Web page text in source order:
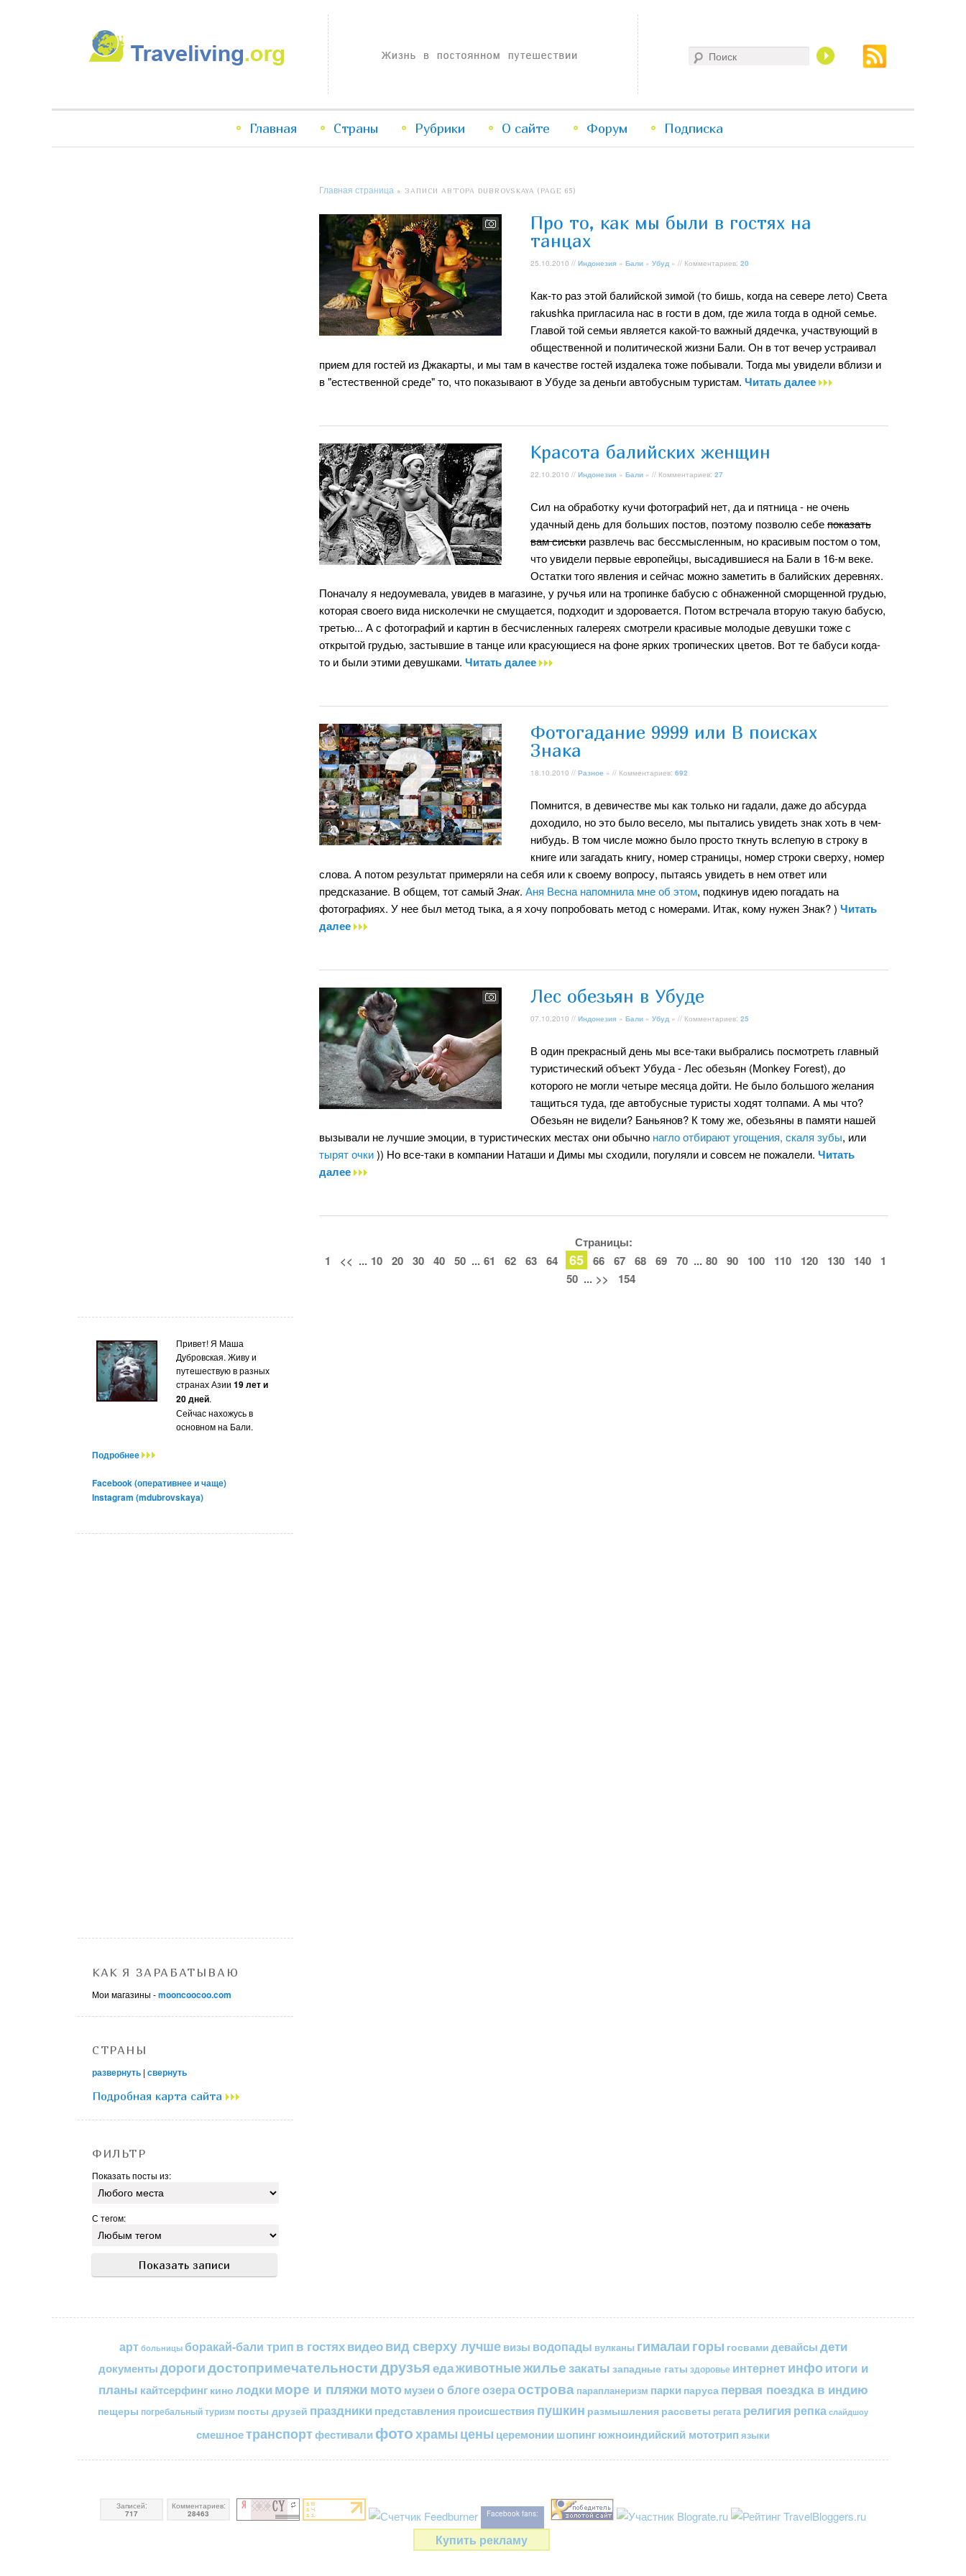
Traveliving
Жизнь в постоянном путешествии
Перейти
содержимому
Перейти
содержимому
Главная Страны Рубрики О сайте Форум Подписка
Главная страница » ЗАПИСИ АВТОРА DUBROVSKAYA (PAGE 65)
Про то, как мы были в гостях на
танцах
25.10.2010 // Индонезия » Бали » Убуд » // Комментариев: 20
Как-то раз этой балийской зимой (то бишь, когда на севере лето) Света
rakushka пригласила нас в гости в дом, где жила тогда в одной семье.
Главой той семьи является какой-то важный дядечка, участвующий в
общественной и политической жизни Бали. Он в тот вечер устраивал
прием для гостей из Джакарты, и мы там в качестве гостей издалека тоже побывали. Тогда мы увидели вблизи и
в "естественной среде" то, что показывают в Убуде за деньги автобусным туристам. Читать далее
Красота балийских женщин
22.10.2010 // Индонезия » Бали » // Комментариев: 27
Сил на обработку кучи фотографий нет, да и пятница - не очень
удачный день для больших постов, поэтому позволю себепоказать
вам сиськи развлечь вас бессмысленным, но красивым постом о том,
что увидели первые европейцы, высадившиеся на Бали в 16-м веке.
Остатки того явления и сейчас можно заметить в балийских деревнях.
Поначалу я недоумевала, увидев в магазине, у ручья или на тропинке бабусю с обнаженной сморщенной грудью,
которая своего вида нисколечки не смущается, подходит и здоровается. Потом встречала вторую такую бабусю,
третью... А с фотографий и картин в бесчисленных галереях смотрели красивые молодые девушки тоже с
открытой грудью, застывшие в танце или красующиеся на фоне ярких тропических цветов. Вот те бабуси когда-
то и были этими девушками. Читать далее
Фотогадание 9999 или В поисках
Знака
18.10.2010 // Разное » // Комментариев: 692
Помнится, в девичестве мы как только ни гадали, даже до абсурда
доходило, но это было весело, мы пытались увидеть знак хоть в чем-
нибудь. В том числе можно было просто ткнуть вслепую в строку в
книге или загадать книгу, номер страницы, номер строки сверху, номер
слова. А потом результат примеряли на себя или к своему вопросу, пытаясь увидеть в нем ответ или
предсказание. В общем, тот самыйЗнак. Аня Весна напомнила мне об этом, подкинув идею погадать на
фотографиях. У нее был метод тыка, а я хочу попробовать метод с номерами. Итак, кому нужен Знак? ) Читать
далее
Лес обезьян в Убуде
07.10.2010 // Индонезия » Бали » Убуд » // Комментариев: 25
В один прекрасный день мы все-таки выбрались посмотреть главный
туристический объект Убуда - Лес обезьян (Monkey Forest), до
которого не могли четыре месяца дойти. Не было большого желания
тащиться туда, где автобусные туристы ходят толпами. А мы что?
Обезьян не видели? Баньянов? К тому же, обезьяны в памяти нашей
вызывали не лучшие эмоции, в туристических местах они обычно нагло отбирают угощения, скаля зубы, или
тырят очки)) Но все-таки в компании Наташи и Димы мы сходили, погуляли и совсем не пожалели. Читать
далее
Страницы:
1
<< ... 10 20 30 40 50 ... 61 62 63 64 65 66 67 68 69 70 ... 80 90 100 110 120 130 140
1
50 ... >> 154
Привет! Я Маша
Дубровская. Живу и
путешествую в разных
странах Азии 19 лет и
20 дней.
Сейчас нахожусь в
основном на Бали.
Подробнее
Facebook (оперативнее и чаще)
Instagram (mdubrovskaya)
КАК Я ЗАРАБАТЫВАЮ
Мои магазины -mooncoocoo.com
СТРАНЫ
развернуть | свернуть
Подробная карта сайта
ФИЛЬТР
Показать посты из:
С тегом:
арт больницы боракай-бали трип в гостяхвидеовид сверху лучше визы водопады вулканы гималаи горы госвами девайсы дети
документыдорогидостопримечательностидрузьяедаживотныежильезакаты западные гаты здоровье интернетинфоитоги и
планы кайтсерфинг кино лодкиморе и пляжимото музеи о блогеозераострова парапланеризм парки паруса первая поездка в индию
пещеры погребальный туризм посты друзей праздникипредставления происшествия пушкин размышления рассветы регата религия репка слайдшоу
смешноетранспортфестивали фотохрамы цены церемонии шопингюжноиндийский мототрип языки
Записей:
717
Комментариев:
28463 Facebook fans:
Купить рекламу